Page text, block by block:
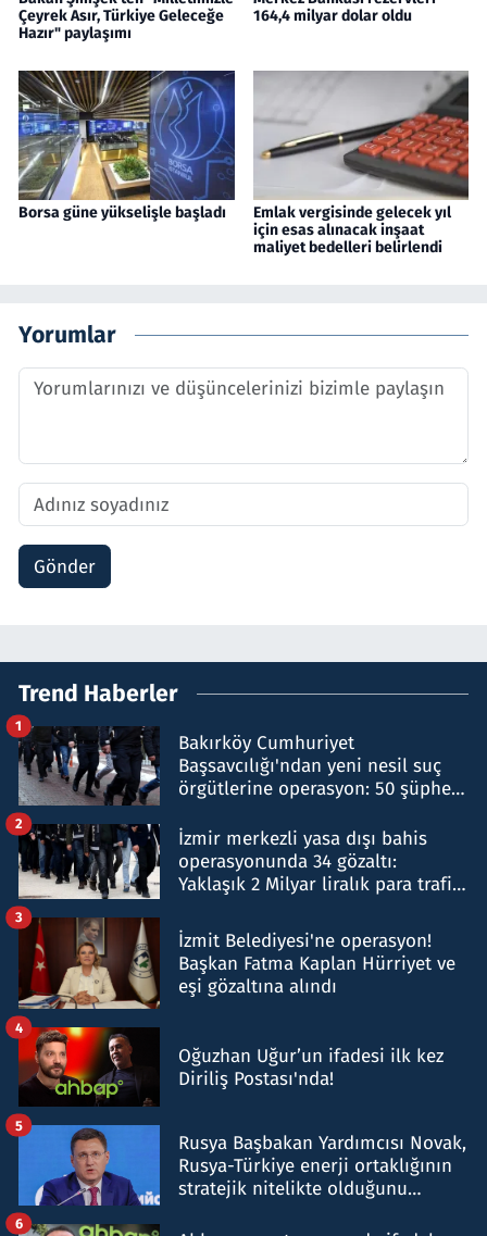
Çeyrek Asır, Türkiye Geleceğe
Hazır" paylaşımı
164,4 milyar dolar oldu
Borsa güne yükselişle başladı
Emlak vergisinde gelecek yıl
için esas alınacak inşaat
maliyet bedelleri belirlendi
Yorumlar
Gönder
Trend Haberler
Bakırköy Cumhuriyet
Başsavcılığı'ndan yeni nesil suç
örgütlerine operasyon: 50 şüpheli
1
İzmir merkezli yasa dışı bahis
operasyonunda 34 gözaltı:
Yaklaşık 2 Milyar liralık para trafiği
2
İzmit Belediyesi'ne operasyon!
Başkan Fatma Kaplan Hürriyet ve
eşi gözaltına alındı
3
Oğuzhan Uğur’un ifadesi ilk kez
Diriliş Postası'nda!
4
Rusya Başbakan Yardımcısı Novak,
Rusya-Türkiye enerji ortaklığının
stratejik nitelikte olduğunu
5
6